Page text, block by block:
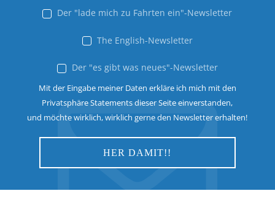
Der "lade mich zu Fahrten ein"-Newsletter
The English-Newsletter
Der "es gibt was neues"-Newsletter
Mit der Eingabe meiner Daten erkläre ich mich mit den
Privatsphäre Statements dieser Seite einverstanden,
und möchte wirklich, wirklich gerne den Newsletter erhalten!